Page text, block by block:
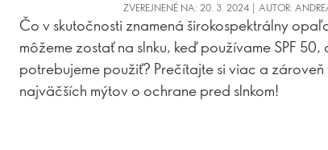
ZVEREJNENÉ NA: 20. 3. 2024 | AUTOR:
Čo v skutočnosti znamená širokospektrálny
môžeme zostať na slnku, keď používame SPF
potrebujeme použiť? Prečítajte si viac a
najväčších mýtov o ochrane pred slnkom!